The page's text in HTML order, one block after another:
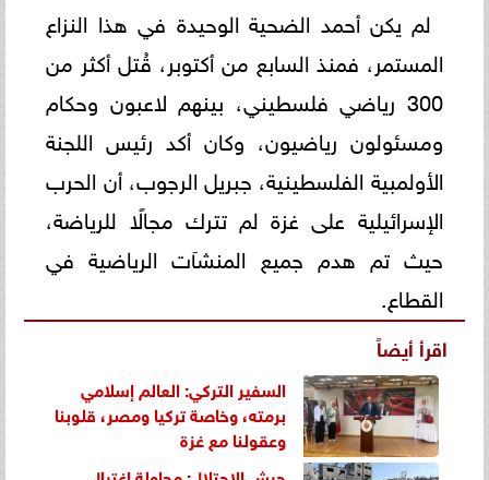
لم يكن أحمد الضحية الوحيدة في هذا النزاع
المستمر، فمنذ السابع من أكتوبر، قُتل أكثر من
300 رياضي فلسطيني، بينهم لاعبون وحكام
ومسئولون رياضيون، وكان أكد رئيس اللجنة
الأولمبية الفلسطينية، جبريل الرجوب، أن الحرب
الإسرائيلية على غزة لم تترك مجالًا للرياضة،
حيث تم هدم جميع المنشآت الرياضية في
القطاع.
اقرأ أيضاً
السفير التركي: العالم إسلامي
برمته، وخاصة تركيا ومصر، قلوبنا
وعقولنا مع غزة